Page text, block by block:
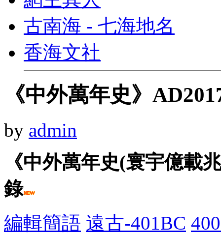
古南海 - 七海地名
香海文社
《中外萬年史》
by admin
《中外萬年史(寰宇億載
錄
編輯簡語 遠古-401BC